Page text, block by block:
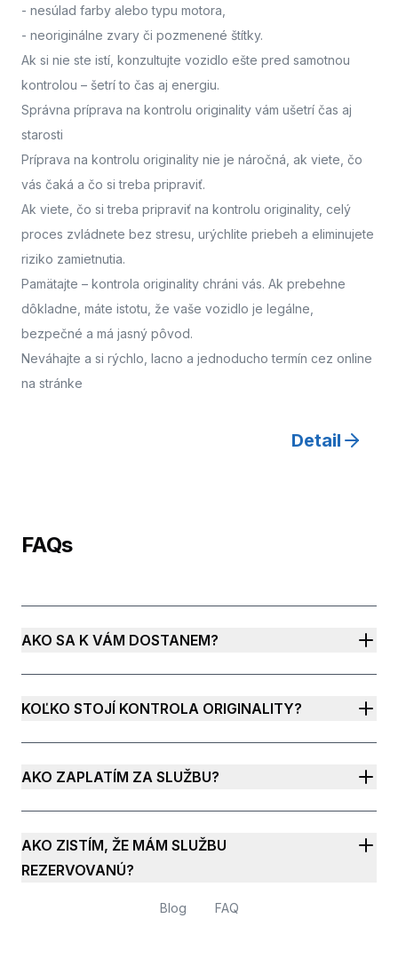
- nesúlad farby alebo typu motora,
- neoriginálne zvary či pozmenené štítky.
Ak si nie ste istí, konzultujte vozidlo ešte pred samotnou
kontrolou – šetrí to čas aj energiu.
Správna príprava na kontrolu originality vám ušetrí čas aj
starosti
Príprava na kontrolu originality nie je náročná, ak viete, čo
vás čaká a čo si treba pripraviť.
Ak viete, čo si treba pripraviť na kontrolu originality, celý
proces zvládnete bez stresu, urýchlite priebeh a eliminujete
riziko zamietnutia.
Pamätajte – kontrola originality chráni vás. Ak prebehne
dôkladne, máte istotu, že vaše vozidlo je legálne,
bezpečné a má jasný pôvod.
Neváhajte a si rýchlo, lacno a jednoducho termín cez online
na stránke
Detail
FAQs
AKO SA K VÁM DOSTANEM?
KOĽKO STOJÍ KONTROLA ORIGINALITY?
AKO ZAPLATÍM ZA SLUŽBU?
AKO ZISTÍM, ŽE MÁM SLUŽBU
REZERVOVANÚ?
Blog FAQ